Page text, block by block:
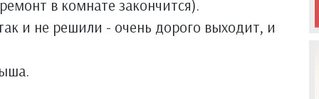
в комнате закончится).
и не решили - очень дорого выходит, и